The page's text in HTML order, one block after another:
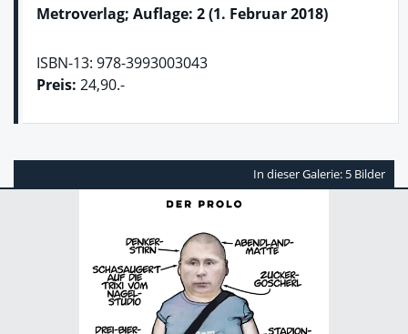
Metroverlag; Auflage: 2 (1. Februar 2018)
ISBN-13: 978-3993003043
Preis: 24,90.-
In dieser Galerie: 5 Bilder